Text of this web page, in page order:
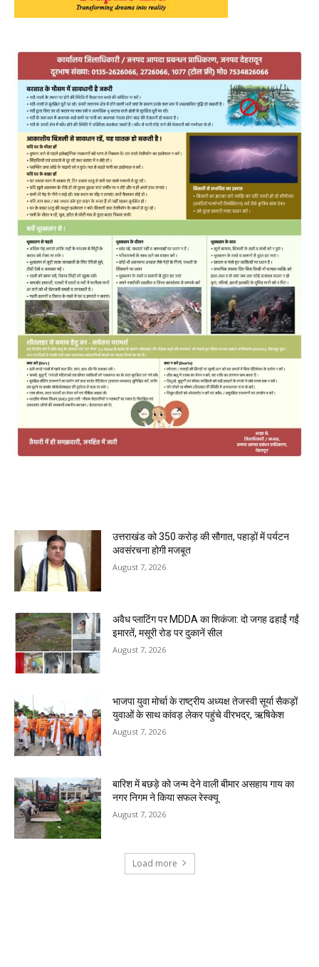
उत्तराखंड को 350 करोड़ की सौगात, पहाड़ों में पर्यटन
अवसंरचना होगी मजबूत
August 7, 2026
अवैध प्लाटिंग पर MDDA का शिकंजा: दो जगह ढहाईं गईं
इमारतें, मसूरी रोड पर दुकानें सील
August 7, 2026
भाजपा युवा मोर्चा के राष्ट्रीय अध्यक्ष तेजस्वी सूर्या सैकड़ों
युवाओं के साथ कांवड़ लेकर पहुंचे वीरभद्र, ऋषिकेश
August 7, 2026
बारिश में बछड़े को जन्म देने वाली बीमार असहाय गाय का
नगर निगम ने किया सफल रेस्क्यू
August 7, 2026
Load more